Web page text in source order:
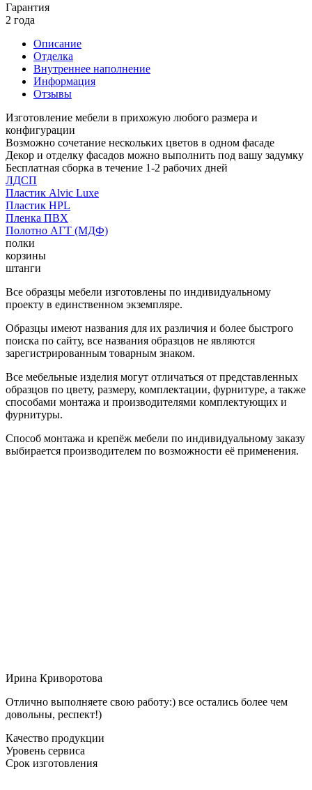
Гарантия
2 года
Описание
Отделка
Внутреннее наполнение
Информация
Отзывы
Изготовление мебели в прихожую любого размера и
конфигурации
Возможно сочетание нескольких цветов в одном фасаде
Декор и отделку фасадов можно выполнить под вашу задумку
Бесплатная сборка в течение 1-2 рабочих дней
ЛДСП
Пластик Alvic Luxe
Пластик HPL
Пленка ПВХ
Полотно АГТ (МДФ)
полки
корзины
штанги
Все образцы мебели изготовлены по индивидуальному
проекту в единственном экземпляре.
Образцы имеют названия для их различия и более быстрого
поиска по сайту, все названия образцов не являются
зарегистрированным товарным знаком.
Все мебельные изделия могут отличаться от представленных
образцов по цвету, размеру, комплектации, фурнитуре, а также
способами монтажа и производителями комплектующих и
фурнитуры.
Способ монтажа и крепёж мебели по индивидуальному заказу
выбирается производителем по возможности её применения.
Ирина Криворотова
Отлично выполняете свою работу:) все остались более чем
довольны, респект!)
Качество продукции
Уровень сервиса
Срок изготовления